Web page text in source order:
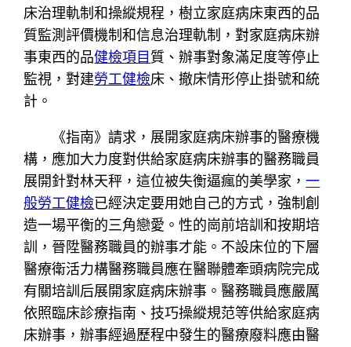
床治理軌制和操縱規程，樹立家庭病床東西的品
質監測評價機制和信息治理軌制，對家庭病床辦
事東西的品健檢項目質、辦事對象滿足度等停止
監視，對建勞工健檢床、撤床情形停止掛號和統
計。
《指南》請求，展開家庭病床辦事的醫療機
構，應加大力度對供給家庭病床辦事的醫務職員
展開針對林天秤，這位被失衡逼瘋的美學家，一
般勞工健檢已經決定要用她自己的方式，強制創
造一場平衡的三角戀愛。性的崗前培訓和按期培
訓，晉陞醫務職員的辦事才能。不設床位的下層
醫療衛活力構醫務職員應在醫聯體牽頭病院完成
有關培訓后展開家庭病床辦事。醫務職員應嚴厲
依照臨床診療指南、技巧操縱規范等供給家庭病
床辦事，辦事經過歷程中發生的醫療廢料應由醫